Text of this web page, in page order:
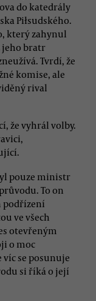
do katedrály
Piłsudského.
který zahynul
jeho bratr
Tvrdí, že
komise, ale
rival
že vyhrál volby.
pouze ministr
To on
podřízení
ve všech
otevřeným
o moc
víc se posunuje
si říká o její